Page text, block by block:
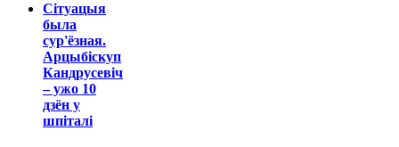
Сітуацыя
была
сур'ёзная.
Арцыбіскуп
Кандрусевіч
– ужо 10
дзён у
шпіталі